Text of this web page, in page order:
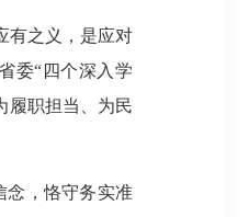
有之义，是应对
委“四个深入学
履职担当、为民
念，恪守务实准